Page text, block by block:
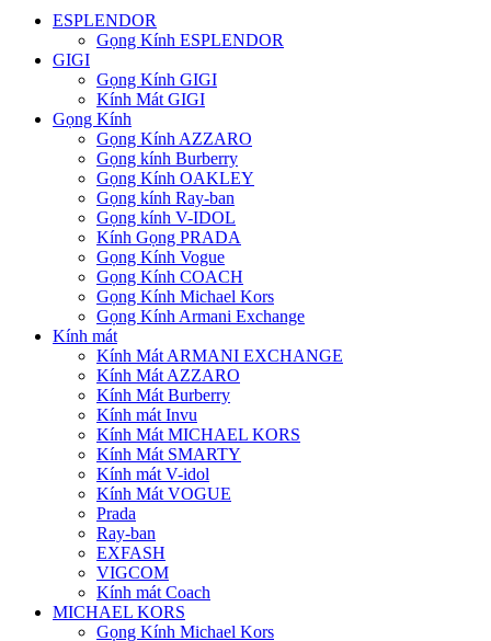
ESPLENDOR
Gọng Kính ESPLENDOR
GIGI
Gọng Kính GIGI
Kính Mát GIGI
Gọng Kính
Gọng Kính AZZARO
Gọng kính Burberry
Gọng Kính OAKLEY
Gọng kính Ray-ban
Gọng kính V-IDOL
Kính Gọng PRADA
Gọng Kính Vogue
Gọng Kính COACH
Gọng Kính Michael Kors
Gọng Kính Armani Exchange
Kính mát
Kính Mát ARMANI EXCHANGE
Kính Mát AZZARO
Kính Mát Burberry
Kính mát Invu
Kính Mát MICHAEL KORS
Kính Mát SMARTY
Kính mát V-idol
Kính Mát VOGUE
Prada
Ray-ban
EXFASH
VIGCOM
Kính mát Coach
MICHAEL KORS
Gọng Kính Michael Kors